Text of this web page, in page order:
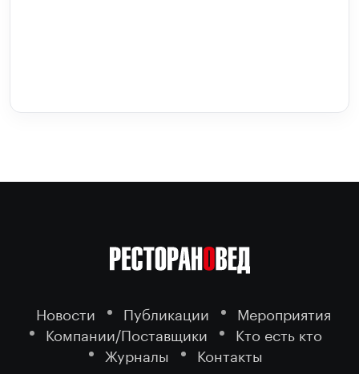
Новости Публикации
Мероприятия
Компании/Поставщики
Кто есть кто
Журналы
Контакты